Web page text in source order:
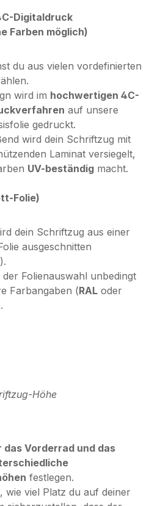
Digitaldruck
Farben möglich)
du aus vielen vordefinierten
wird im hochwertigen 4C-
auf unsere
gedruckt.
wird dein Schriftzug mit
Laminat versiegelt,
UV-beständig macht.
Folie)
dein Schriftzug aus einer
ausgeschnitten
Folienauswahl unbedingt
Farbangaben (RAL oder
Höhe
das Vorderrad und das
festlegen.
, wie viel Platz du auf deiner